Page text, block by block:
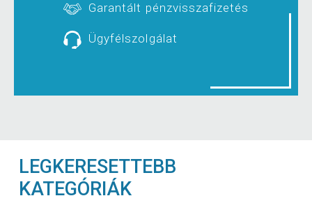
Garantált pénzvisszafizetés
Ügyfélszolgálat
LEGKERESETTEBB
KATEGÓRIÁK